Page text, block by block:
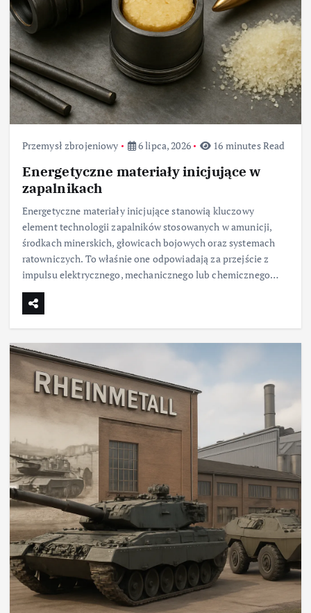
Przemysł zbrojeniowy 6 lipca, 2026 16 minutes Read
Energetyczne materiały inicjujące w
zapalnikach
Energetyczne materiały inicjujące stanowią kluczowy
element technologii zapalników stosowanych w amunicji,
środkach minerskich, głowicach bojowych oraz systemach
ratowniczych. To właśnie one odpowiadają za przejście z
impulsu elektrycznego, mechanicznego lub chemicznego…